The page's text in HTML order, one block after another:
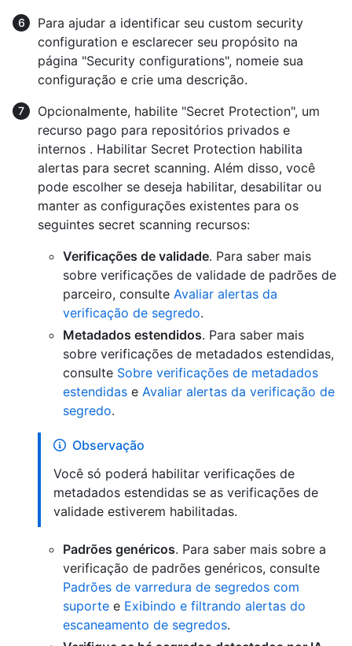
Para ajudar a identificar seu custom security
configuration e esclarecer seu propósito na
página "Security configurations", nomeie sua
configuração e crie uma descrição.
Opcionalmente, habilite "Secret Protection", um
recurso pago para repositórios privados e
internos . Habilitar Secret Protection habilita
alertas para secret scanning. Além disso, você
pode escolher se deseja habilitar, desabilitar ou
manter as configurações existentes para os
seguintes secret scanning recursos:
Verificações de validade. Para saber mais
sobre verificações de validade de padrões de
parceiro, consulte Avaliar alertas da
verificação de segredo.
Metadados estendidos. Para saber mais
sobre verificações de metadados estendidas,
consulte Sobre verificações de metadados
estendidas e Avaliar alertas da verificação de
segredo.
Observação
Você só poderá habilitar verificações de
metadados estendidas se as verificações de
validade estiverem habilitadas.
Padrões genéricos. Para saber mais sobre a
verificação de padrões genéricos, consulte
Padrões de varredura de segredos com
suporte e Exibindo e filtrando alertas do
escaneamento de segredos.